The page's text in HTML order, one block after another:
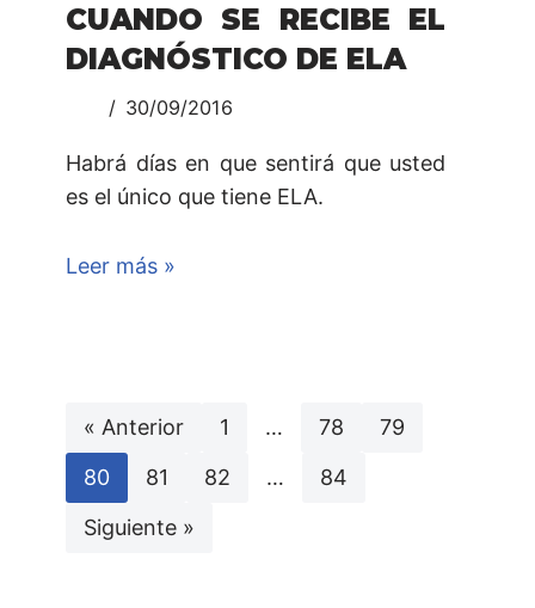
CUANDO SE RECIBE EL
DIAGNÓSTICO DE ELA
30/09/2016
Habrá días en que sentirá que usted
es el único que tiene ELA.
Leer más »
« Anterior 1 … 78
79
80
81 82 …
84
Siguiente »